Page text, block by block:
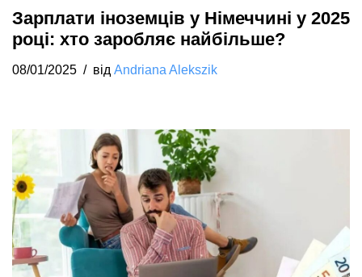
Зарплати іноземців у Німеччині у 2025
році: хто заробляє найбільше?
08/01/2025 від Andriana Alekszik